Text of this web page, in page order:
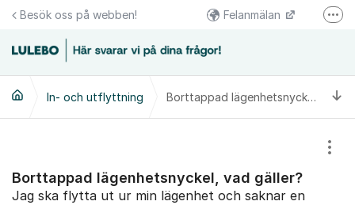
Hoppa till innehåll
Besök oss på webben! Felanmälan
Följs oss på Facebook
Växel 0920-23 67 00
Kundcenter 0920-23 67 30
In- och utflyttning Borttappad lägenhetsnyckel, vad gäller?
Borttappad lägenhetsnyckel, vad gäller?
Jag ska flytta ut ur min lägenhet och saknar en